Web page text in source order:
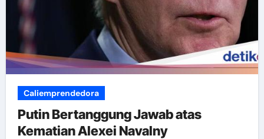
Caliemprendedora
Putin Bertanggung Jawab atas
Kematian Alexei Navalny